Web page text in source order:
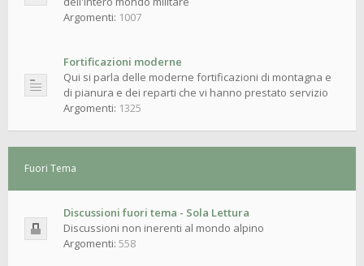
Argomenti: 1007
Fortificazioni moderne
Qui si parla delle moderne fortificazioni di montagna e
di pianura e dei reparti che vi hanno prestato servizio
Argomenti: 1325
Fuori Tema
Discussioni fuori tema - Sola Lettura
Discussioni non inerenti al mondo alpino
Argomenti: 558